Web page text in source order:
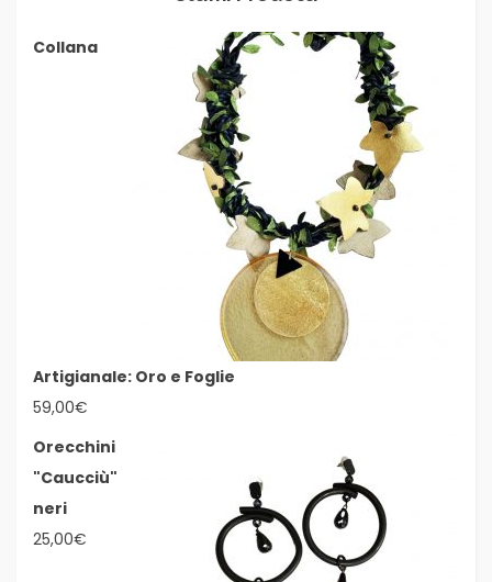
Collana
Artigianale: Oro e Foglie
59,00€
Orecchini
"Caucciù"
neri
25,00€